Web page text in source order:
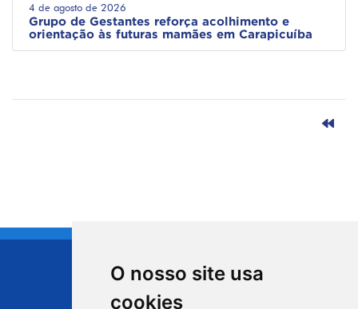
O nosso site usa
cookies
4 de agosto de 2026
Grupo de Gestantes reforça acolhimento e
orientação às futuras mamães em Carapicuíba
CIDADE DE